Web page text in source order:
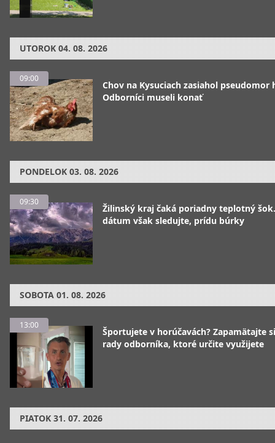
UTOROK 04. 08. 2026
09:00
Chov na Kysuciach zasiahol pseudomor
Odborníci museli konať
PONDELOK 03. 08. 2026
09:30
Žilinský kraj čaká poriadny teplotný
dátum však sledujte, prídu búrky
SOBOTA 01. 08. 2026
13:00
Športujete v horúčavách? Zapamätajte
rady odborníka, ktoré určite využijete
PIATOK 31. 07. 2026